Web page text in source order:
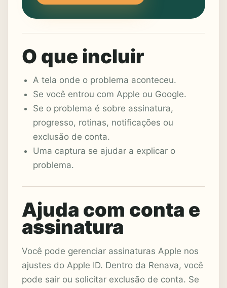
O que incluir
A tela onde o problema aconteceu.
Se você entrou com Apple ou Google.
Se o problema é sobre assinatura,
progresso, rotinas, notificações ou
exclusão de conta.
Uma captura se ajudar a explicar o
problema.
Ajuda com conta e
assinatura
Você pode gerenciar assinaturas Apple nos
ajustes do Apple ID. Dentro da Renava, você
pode sair ou solicitar exclusão de conta. Se